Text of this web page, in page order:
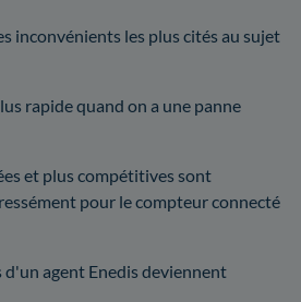
inconvénients les plus cités au sujet
rapide quand on a une panne
et plus compétitives sont
pour le compteur connecté
agent Enedis deviennent